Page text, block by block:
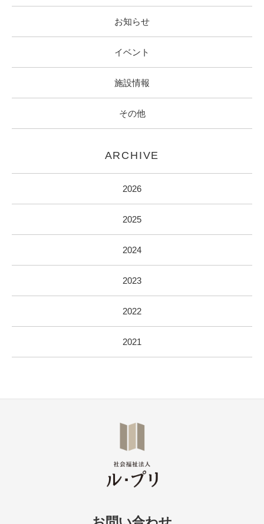
お知らせ
イベント
施設情報
その他
ARCHIVE
2026
2025
2024
2023
2022
2021